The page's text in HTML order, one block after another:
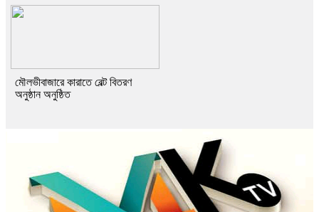
মৌলভীবাজারে কারাতে বেল্ট বিতরণ
অনুষ্ঠান অনুষ্ঠিত